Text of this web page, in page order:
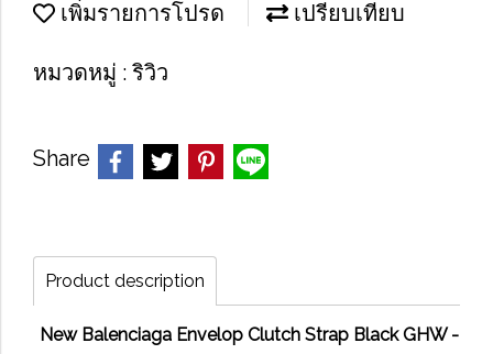
เพิ่มรายการโปรด เปรียบเทียบ
หมวดหมู่ : ริวิว
Share
Product description
New Balenciaga Envelop Clutch Strap Black GHW -